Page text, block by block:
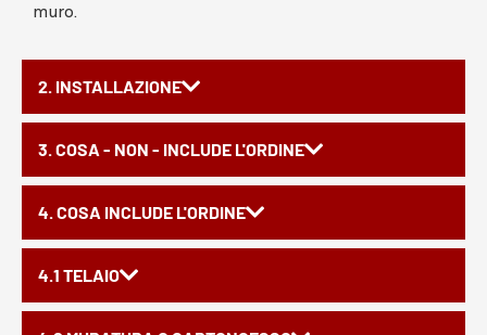
2. INSTALLAZIONE
3. COSA - NON - INCLUDE L'ORDINE
4. COSA INCLUDE L'ORDINE
4.1 TELAIO
muro.